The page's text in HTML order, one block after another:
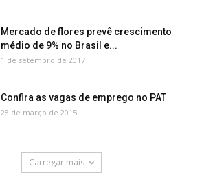
Mercado de flores prevê crescimento
médio de 9% no Brasil e...
1 de setembro de 2017
Confira as vagas de emprego no PAT
28 de março de 2015
Carregar mais